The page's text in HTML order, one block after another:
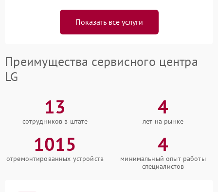
Показать все услуги
Преимущества сервисного центра
LG
13
сотрудников в штате
4
лет на рынке
1015
отремонтированных устройств
4
минимальный опыт работы
специалистов